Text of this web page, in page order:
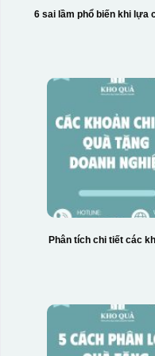
Decal được in
6 sai lầm phổ biến khi lựa
Phân tích chi tiết các